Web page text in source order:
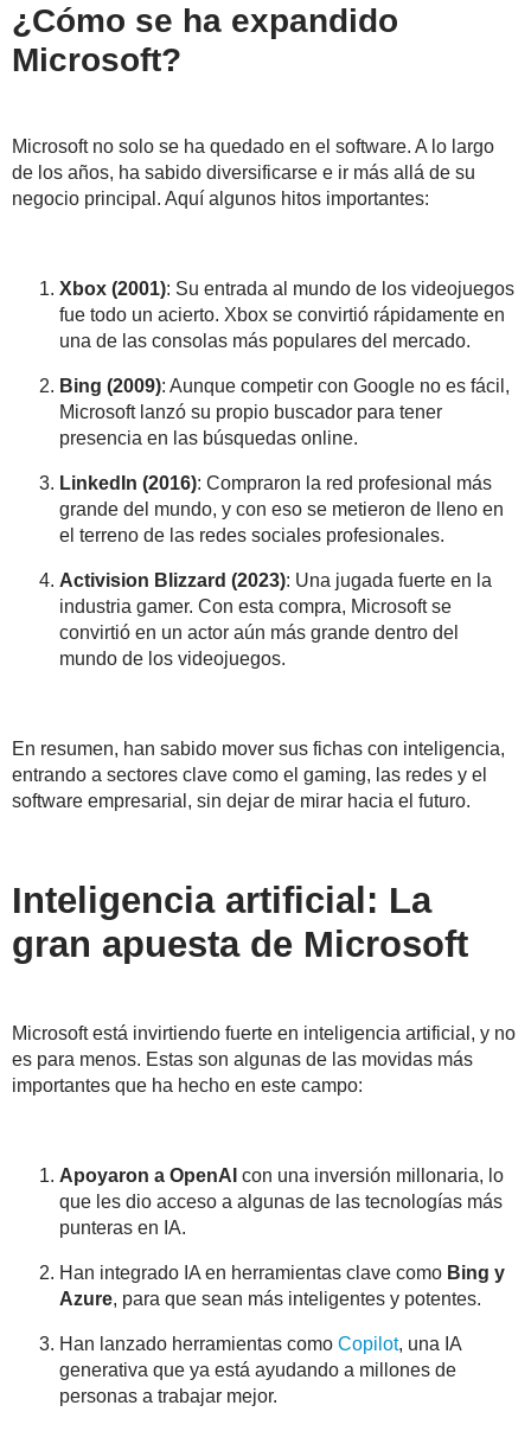
¿Cómo se ha expandido
Microsoft?
Microsoft no solo se ha quedado en el software. A lo largo
de los años, ha sabido diversificarse e ir más allá de su
negocio principal. Aquí algunos hitos importantes:
Xbox (2001): Su entrada al mundo de los videojuegos
fue todo un acierto. Xbox se convirtió rápidamente en
una de las consolas más populares del mercado.
Bing (2009): Aunque competir con Google no es fácil,
Microsoft lanzó su propio buscador para tener
presencia en las búsquedas online.
LinkedIn (2016): Compraron la red profesional más
grande del mundo, y con eso se metieron de lleno en
el terreno de las redes sociales profesionales.
Activision Blizzard (2023): Una jugada fuerte en la
industria gamer. Con esta compra, Microsoft se
convirtió en un actor aún más grande dentro del
mundo de los videojuegos.
En resumen, han sabido mover sus fichas con inteligencia,
entrando a sectores clave como el gaming, las redes y el
software empresarial, sin dejar de mirar hacia el futuro.
Inteligencia artificial: La
gran apuesta de Microsoft
Microsoft está invirtiendo fuerte en inteligencia artificial, y no
es para menos. Estas son algunas de las movidas más
importantes que ha hecho en este campo:
Apoyaron a OpenAI con una inversión millonaria, lo
que les dio acceso a algunas de las tecnologías más
punteras en IA.
Han integrado IA en herramientas clave como Bing y
Azure, para que sean más inteligentes y potentes.
Han lanzado herramientas como Copilot, una IA
generativa que ya está ayudando a millones de
personas a trabajar mejor.